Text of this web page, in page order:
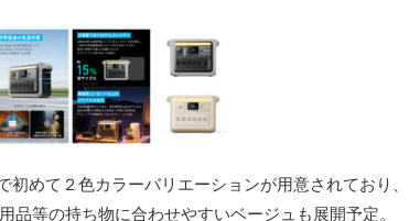
めて２色カラーバリエーションが用意されており、
品等の持ち物に合わせやすいベージュも展開予定。